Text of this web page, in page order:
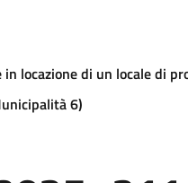
in locazione di un locale di
6)